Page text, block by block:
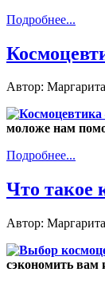
Подробнее...
Автор:
моложе нам
Подробнее...
Что такое
Автор:
сэкономить вам